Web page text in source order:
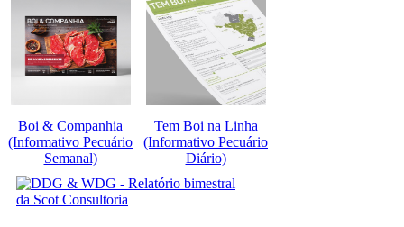
Boi & Companhia
(Informativo Pecuário
Semanal)
Tem Boi na Linha
(Informativo Pecuário
Diário)